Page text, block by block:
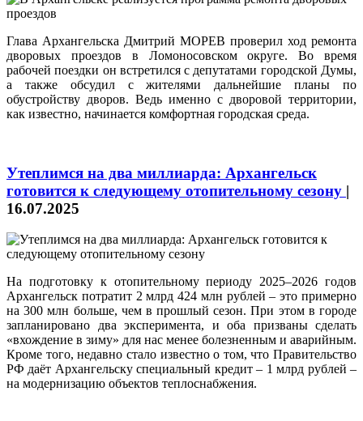
Глава Архангельска Дмитрий МОРЕВ проверил ход ремонта
дворовых проездов в Ломоносовском округе. Во время
рабочей поездки он встретился с депутатами городской Думы,
а также обсудил с жителями дальнейшие планы по
обустройству дворов. Ведь именно с дворовой территории,
как известно, начинается комфортная городская среда.
Утеплимся на два миллиарда: Архангельск
готовится к следующему отопительному сезону |
16.07.2025
На подготовку к отопительному периоду 2025–2026 годов
Архангельск потратит 2 млрд 424 млн рублей – это примерно
на 300 млн больше, чем в прошлый сезон. При этом в городе
запланировано два эксперимента, и оба призваны сделать
«вхождение в зиму» для нас менее болезненным и аварийным.
Кроме того, недавно стало известно о том, что Правительство
РФ даёт Архангельску специальный кредит – 1 млрд рублей –
на модернизацию объектов теплоснабжения.